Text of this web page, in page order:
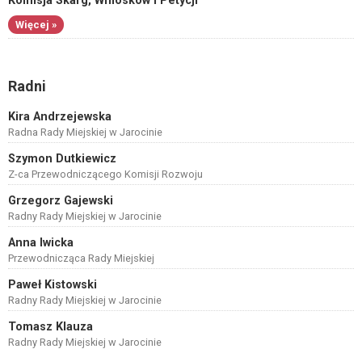
Więcej »
Radni
Kira Andrzejewska
Radna Rady Miejskiej w Jarocinie
Szymon Dutkiewicz
Z-ca Przewodniczącego Komisji Rozwoju
Grzegorz Gajewski
Radny Rady Miejskiej w Jarocinie
Anna Iwicka
Przewodnicząca Rady Miejskiej
Paweł Kistowski
Radny Rady Miejskiej w Jarocinie
Tomasz Klauza
Radny Rady Miejskiej w Jarocinie